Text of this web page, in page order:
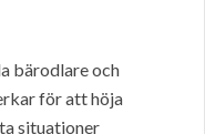
bärodlare och
för att höja
situationer